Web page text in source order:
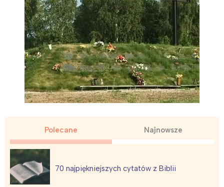
Polecane Najnowsze
70 najpiękniejszych cytatów z Biblii